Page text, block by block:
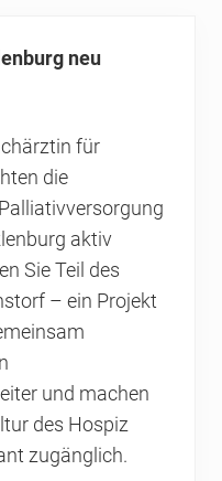
neu
für
die
aktiv
Sie Teil des
– ein Projekt
und machen
des Hospiz
zugänglich.